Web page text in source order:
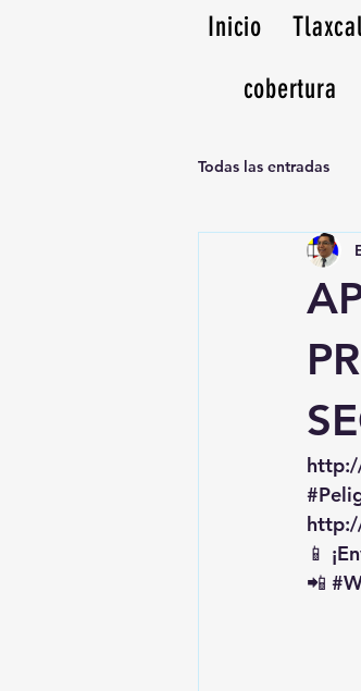
Inicio
cobertura
Todas las entradas
Noticias
📱
📲